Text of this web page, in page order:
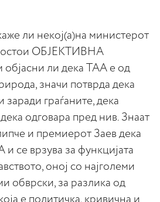
ли некој(а)на министерот
ОБЈЕКТИВНА
објасни ли дека ТАА е од
значи потврда дека
заради граѓаните, дека
одговара пред нив. Знаат
и премиерот Заев дека
се врзува за функцијата
оној со најголеми
обврски, за разлика од
е политичка, кривична и